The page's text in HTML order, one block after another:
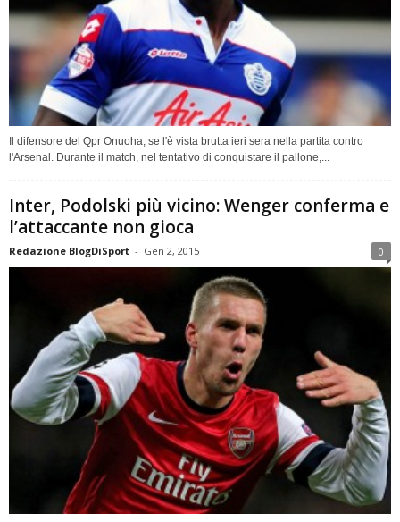
Il difensore del Qpr Onuoha, se l'è vista brutta ieri sera nella partita contro
l'Arsenal. Durante il match, nel tentativo di conquistare il pallone,...
Inter, Podolski più vicino: Wenger conferma e
l’attaccante non gioca
Redazione BlogDiSport - Gen 2, 2015 0